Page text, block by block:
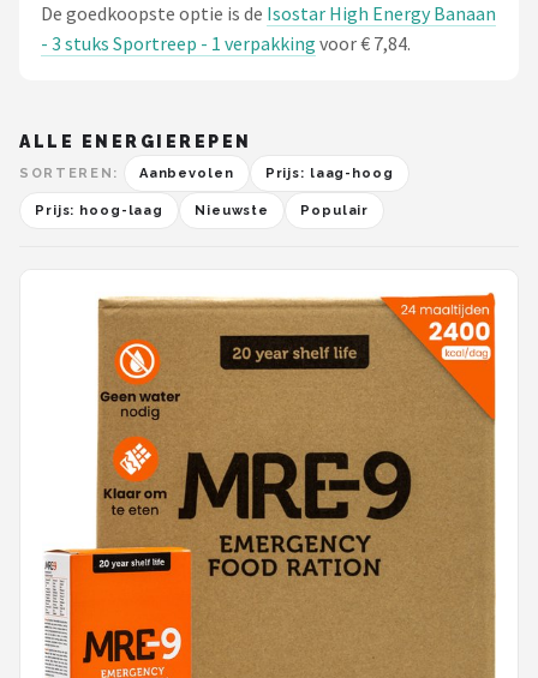
De goedkoopste optie is de Isostar High Energy Banaan
- 3 stuks Sportreep - 1 verpakking voor € 7,84.
ALLE ENERGIEREPEN
SORTEREN: Aanbevolen Prijs: laag-hoog
Prijs: hoog-laag Nieuwste Populair